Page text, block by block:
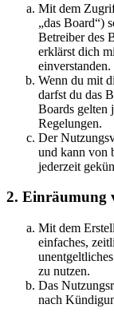
Mit dem
„das Board“)
Betreiber des
erklärst dich
einverstanden.
Wenn du mit
darfst du das
Boards gelten
Regelungen.
Der
und kann von
jederzeit
2. Einräumung
Mit dem
einfaches,
zu nutzen.
Das
nach